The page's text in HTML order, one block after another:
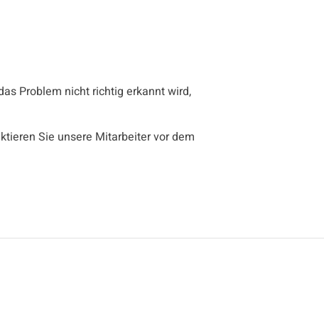
Problem nicht richtig erkannt wird,
Sie unsere Mitarbeiter vor dem